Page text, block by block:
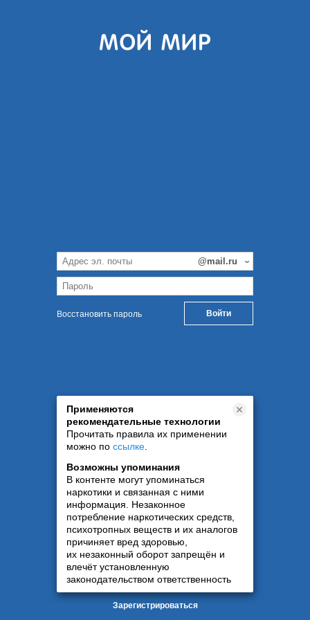
Восстановить пароль
Применяются
рекомендательные технологии
Прочитать правила их применении
можно по ссылке
Возможны упоминания
В контенте могут упоминаться
наркотики и связанная с ними
информация. Незаконное
потребление наркотических средств,
психотропных веществ и их аналогов
причиняет вред здоровью,
их незаконный оборот запрещён и
влечёт установленную
законодательством ответственность
Зарегистрироваться